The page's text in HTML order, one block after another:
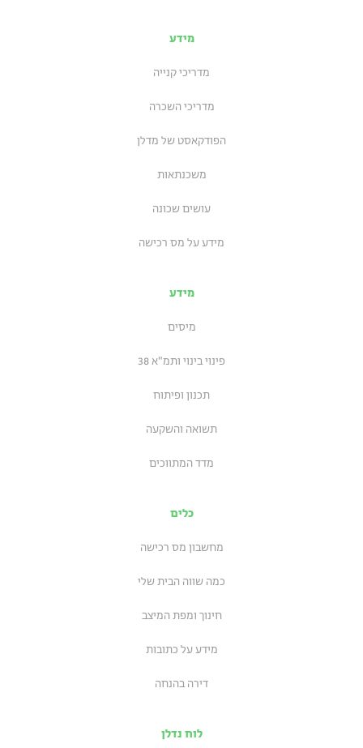
מידע
מדריכי קנייה
מדריכי השכרה
הפודקאסט של מדלן
משכנתאות
עושים שכונה
מידע על מס רכישה
מידע
מיסים
פינוי בינוי ותמ"א 38
תכנון ופיתוח
תשואה והשקעה
מדד המתווכים
כלים
מחשבון מס רכישה
כמה שווה הבית שלי
חינוך ומפת המיצב
מידע על כתובות
דירה בהנחה
לוח נדלן